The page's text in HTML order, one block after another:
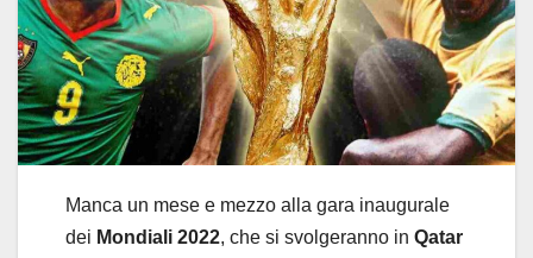
Manca un mese e mezzo alla gara inaugurale
dei Mondiali 2022, che si svolgeranno in Qatar